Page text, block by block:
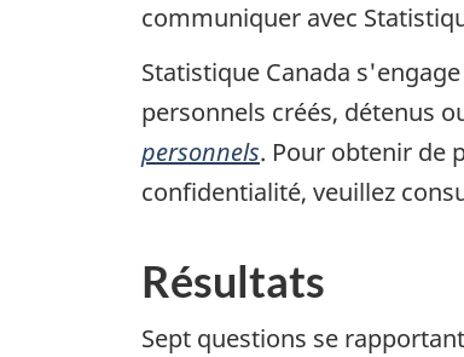
communiquer avec
Statistique Canada
personnels créés, détenus
personnels. Pour obtenir de
confidentialité, veuillez
Résultats
Sept questions se